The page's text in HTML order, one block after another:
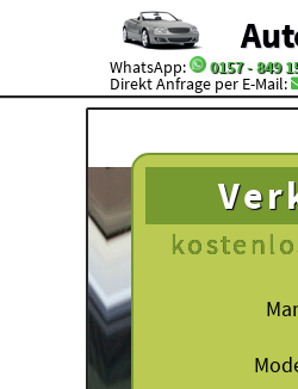
WhatsApp: 0157 - 849
Direkt Anfrage per E-Mail: